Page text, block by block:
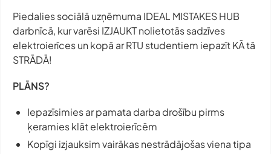
Piedalies sociālā uzņēmuma IDEAL MISTAKES HUB
darbnīcā, kur varēsi IZJAUKT nolietotās sadzīves
elektroierīces un kopā ar RTU studentiem iepazīt KĀ tā
STRĀDĀ!
PLĀNS?
Iepazīsimies ar pamata darba drošību pirms
ķeramies klāt elektroierīcēm
Kopīgi izjauksim vairākas nestrādājošas viena tipa